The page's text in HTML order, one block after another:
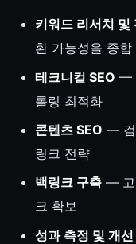
키워드 리서치 및
환 가능성을 종합
테크니컬 SEO —
롤링 최적화
콘텐츠 SEO — 검
링크 전략
백링크 구축 — 고
크 확보
성과 측정 및 개선